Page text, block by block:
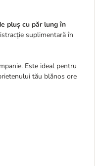
pluș cu păr lung în
suplimentară în
Este ideal pentru
tău blănos ore